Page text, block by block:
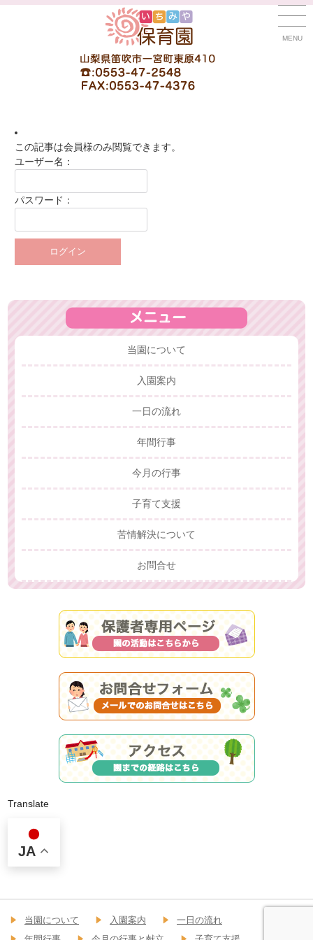
MENU
この記事は会員様のみ閲覧できます。
ユーザー名：
パスワード：
当園について
入園案内
一日の流れ
年間行事
今月の行事
子育て支援
苦情解決について
お問合せ
Translate
JA
当園について 入園案内
一日の流れ